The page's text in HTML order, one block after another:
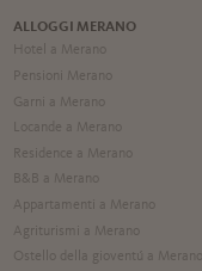
ALLOGGI MERANO
Hotel a Merano
Pensioni Merano
Garni a Merano
Locande a Merano
Residence a Merano
B&B a Merano
Appartamenti a Merano
Agriturismi a Merano
Ostello della gioventú a Merano